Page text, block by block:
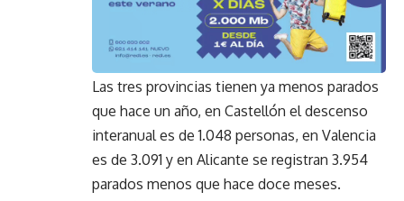
Las tres provincias tienen ya menos parados
que hace un año, en Castellón el descenso
interanual es de 1.048 personas, en Valencia
es de 3.091 y en Alicante se registran 3.954
parados menos que hace doce meses.